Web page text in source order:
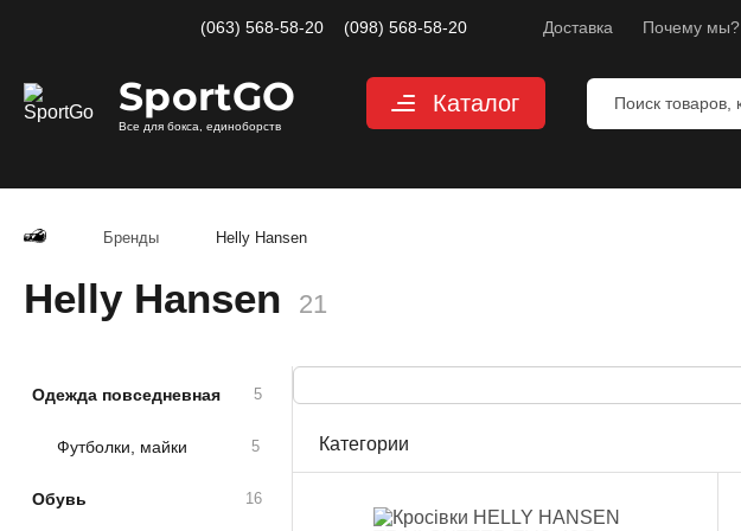
(063) 568-58-20 (098) 568-58-20 Доставка Почему мы?
SportGO
Все для бокса, единоборств
Каталог
Защита
Категории
Защита паха
Защита корпуса и груди
Бренды Helly Hansen
Helly Hansen 21
Одежда повседневная 5
Футболки, майки 5
Обувь 16
Категории